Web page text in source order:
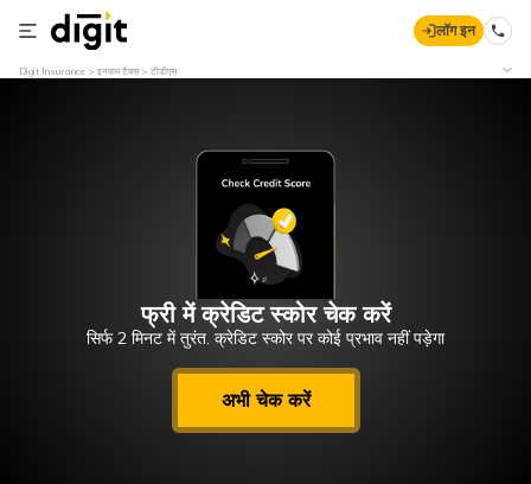
लॉग इन
Digit Insurance इनकम टैक्स टीडीएस
फ्री में क्रेडिट स्कोर चेक करें
सिर्फ 2 मिनट में तुरंत. क्रेडिट स्कोर पर कोई प्रभाव नहीं पड़ेगा
अभी चेक करें